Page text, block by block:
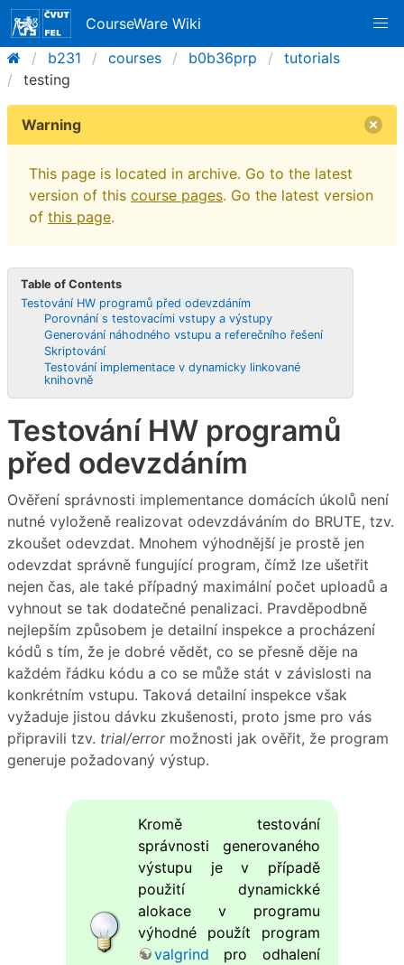
CourseWare Wiki
b231
courses b0b36prp
tutorials
testing
Warning
This page is located in archive. Go to the latest
version of this course pages. Go the latest version
of this page.
Table of Contents
Testování HW programů před odevzdáním
Porovnání s testovacími vstupy a výstupy
Generování náhodného vstupu a referečního řešení
Skriptování
Testování implementace v dynamicky linkované
knihovně
Testování HW programů
před odevzdáním
Ověření správnosti implementance domácích úkolů není
nutné vyloženě realizovat odevzdáváním do BRUTE, tzv.
zkoušet odevzdat. Mnohem výhodnější je prostě jen
odevzdat správně fungující program, čímž lze ušetřit
nejen čas, ale také případný maximální počet uploadů a
vyhnout se tak dodatečné penalizaci. Pravděpodbně
nejlepším způsobem je detailní inspekce a procházení
kódů s tím, že je dobré vědět, co se přesně děje na
každém řádku kódu a co se může stát v závislosti na
konkrétním vstupu. Taková detailní inspekce však
vyžaduje jistou dávku zkušenosti, proto jsme pro vás
připravili tzv. trial/errormožnosti jak ověřit, že program
generuje požadovaný výstup.
Kromě testování
správnosti generovaného
výstupu je v případě
použití dynamickké
alokace v programu
výhodné použít program
valgrind pro odhalení